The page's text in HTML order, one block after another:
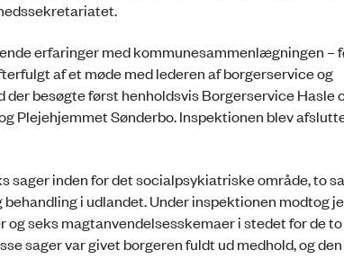
erfaringer med kommunesammenlægningen –
af et møde med lederen af borgerservice og
besøgte først henholdsvis Borgerservice Hasle
Plejehjemmet Sønderbo. Inspektionen blev
sager inden for det socialpsykiatriske område, to
i udlandet. Under inspektionen modtog
seks magtanvendelsesskemaer i stedet for de
sager var givet borgeren fuldt ud medhold, og